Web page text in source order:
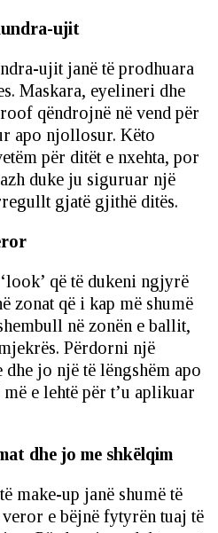
ujit
ujit janë të prodhuara
Maskara, eyelineri dhe
qëndrojnë në vend për
apo njollosur. Këto
për ditët e nxehta, por
duke ju siguruar një
gjatë gjithë ditës.
që të dukeni ngjyrë
zonat që i kap më shumë
në zonën e ballit,
Përdorni një
jo një të lëngshëm apo
e lehtë për t’u aplikuar
dhe jo me shkëlqim
make-up janë shumë të
e bëjnë fytyrën tuaj të